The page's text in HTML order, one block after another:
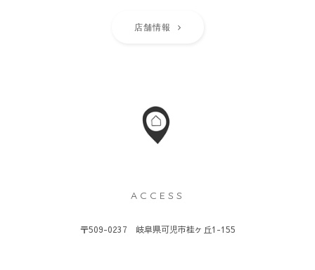
店舗情報
ACCESS
〒509-0237 岐阜県可児市桂ヶ丘1-155